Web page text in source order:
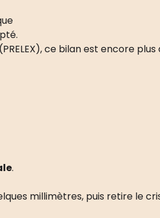
ce bilan est encore
.
millimètres, puis retire le